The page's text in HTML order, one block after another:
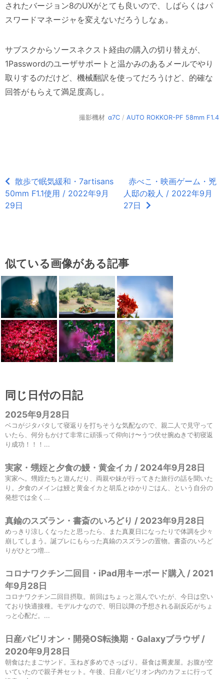
されたバージョン8のUXがとても良いので、しばらくはパ
スワードマネージャを変えないだろうしなぁ。
サブスクからソースネクスト経由の購入の切り替えが、
1Passwordのユーザサポートと温かみのあるメールでやり
取りするのだけど、機械翻訳を使ってだろうけど、的確な
回答がもらえて満足度高し。
撮影機材 α7C / AUTO ROKKOR-PF 58mm F1.4
散歩で眠気緩和・7artisans
50mm F1.1使用 / 2022年9月
29日
赤べこ・映画ゲーム・兇
人邸の殺人 / 2022年9月
27日
似ている画像がある記事
同じ日付の日記
2025年9月28日
ベコがジタバタして寝返りを打ちそうな気配なので、親二人で見守って
いたら、何分もかけて非常に頑張って仰向け〜うつ伏せ腕ぬきで初寝返
り成功！！！...
実家・甥姪と夕食の鰻・黄金イカ / 2024年9月28日
実家へ。甥姪たちと遊んだり、両親や妹が行ってきた旅行の話を聞いた
り。夕食のメインは鰻と黄金イカと胡瓜とゆかりごはん、という自分の
発想では全く...
真鍮のスズラン・書斎のいろどり / 2023年9月28日
めっきり涼しくなったと思ったら、また真夏日になったりで体調を少々
崩してしまう。誕プレにもらった真鍮のスズランの置物。書斎のいろど
りがひとつ増...
コロナワクチン二回目・iPad用キーボード購入 / 2021
年9月28日
コロナワクチン二回目摂取。前回はちょっと混んでいたが、今日は空い
ており快適接種。モデルナなので、明日以降の予想される副反応がちょ
っと心配だ。...
日産パビリオン・開発OS転換期・Galaxyブラウザ /
2020年9月28日
朝食はたまごサンド。玉ねぎ多めでさっぱり。昼食は蕎麦屋。お腹が空
いていたので親子丼セット。午後、日産パビリオン内のカフェに行って